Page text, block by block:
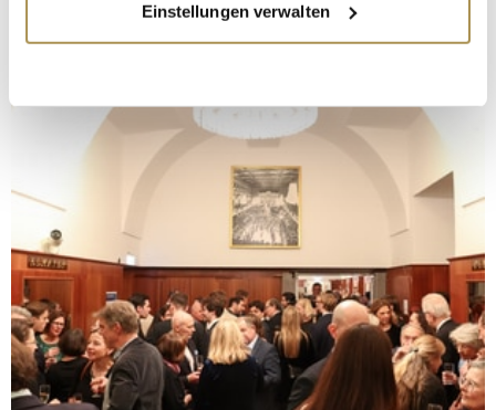
Informationen über Ihre geografische Lage
erfassen, welche bis auf einige Meter genau sein
bestimmten Merkmalen (Fingerprinting) identifizieren
verarbeitet werden, und legen Sie Ihre Präferenzen im
Abschnitt Einzelheiten
fest.
Wir verwenden Cookies, um Inhalte und Anzeigen zu
personalisieren, Funktionen für soziale Medien anbieten
zu können und die Zugriffe auf unsere Website zu
analysieren. Außerdem geben wir Informationen zu Ihrer
Verwendung unserer Website an unsere Partner für
soziale Medien, Werbung und Analysen weiter. Unsere
Einstellungen verwalten